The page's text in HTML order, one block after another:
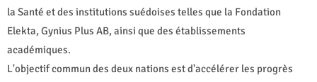
la Santé et des institutions suédoises telles que la Fondation
Elekta, Gynius Plus AB, ainsi que des établissements
académiques.
L'objectif commun des deux nations est d'accélérer les progrès